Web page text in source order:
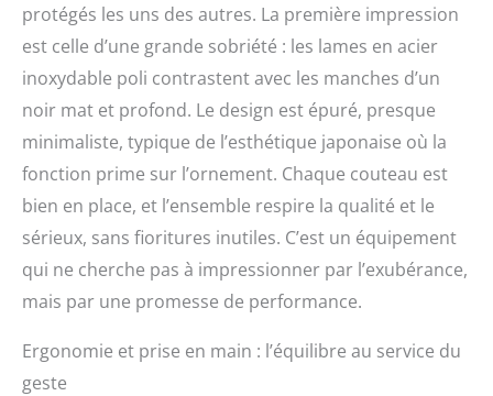
enrichi de poudre de
bambou pour une
est conçu pour des
tâches spécifiques en
cuisine, allant de la
découpe à la tranche en
passant par le filetage.
Du découpage fin des
fruits et légumes avec les
couteaux utilitaires au
portionnement précis de
la viande avec les
couteaux de chef et à
jambon, ainsi que la
découpe parfaite pour
protégés les uns des autres. La première impression
est celle d’une grande sobriété : les lames en acier
inoxydable poli contrastent avec les manches d’un
noir mat et profond. Le design est épuré, presque
minimaliste, typique de l’esthétique japonaise où la
fonction prime sur l’ornement. Chaque couteau est
bien en place, et l’ensemble respire la qualité et le
sérieux, sans fioritures inutiles. C’est un équipement
qui ne cherche pas à impressionner par l’exubérance,
mais par une promesse de performance.
Ergonomie et prise en main : l’équilibre au service du
geste